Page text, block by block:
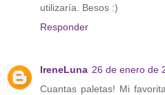
utilizaría. Besos :)
Responder
IreneLuna 26 de enero de
Cuantas paletas! Mi